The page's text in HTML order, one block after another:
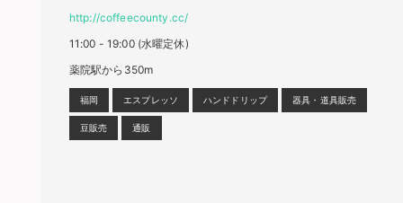
http://coffeecounty.cc/
11:00 - 19:00 (水曜定休)
薬院駅から350m
福岡 エスプレッソ ハンドドリップ 器具・道具販売
豆販売 通販